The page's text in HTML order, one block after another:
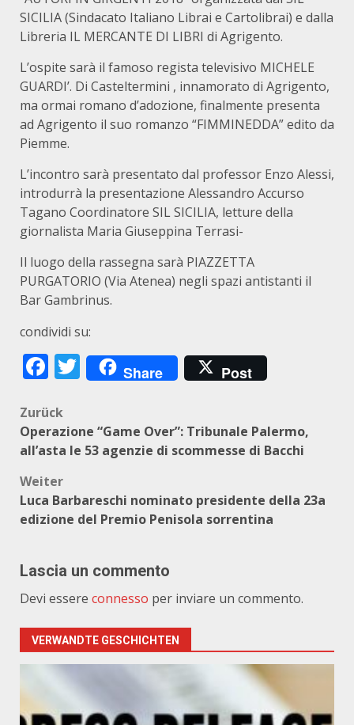
SICILIA (Sindacato Italiano Librai e Cartolibrai) e dalla
Libreria IL MERCANTE DI LIBRI di Agrigento.
L’ospite sarà il famoso regista televisivo MICHELE
GUARDI’. Di Casteltermini , innamorato di Agrigento,
ma ormai romano d’adozione, finalmente presenta
ad Agrigento il suo romanzo “FIMMINEDDA” edito da
Piemme.
L’incontro sarà presentato dal professor Enzo Alessi,
introdurrà la presentazione Alessandro Accurso
Tagano Coordinatore SIL SICILIA, letture della
giornalista Maria Giuseppina Terrasi-
Il luogo della rassegna sarà PIAZZETTA
PURGATORIO (Via Atenea) negli spazi antistanti il
Bar Gambrinus.
condividi su:
Facebook
Twitter
Share Post
Beitragsnavigation
Zurück
Operazione “Game Over”: Tribunale Palermo,
all’asta le 53 agenzie di scommesse di Bacchi
Weiter
Luca Barbareschi nominato presidente della 23a
edizione del Premio Penisola sorrentina
Lascia un commento
Devi essere connesso per inviare un commento.
VERWANDTE GESCHICHTEN